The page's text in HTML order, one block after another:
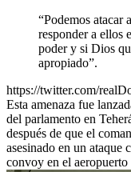
“Podemos atacar
responder a ellos
poder y si Dios
apropiado”.
https://twitter.com/
Esta amenaza fue
del parlamento en
después de que el
asesinado en un ataque
convoy en el aeropuerto